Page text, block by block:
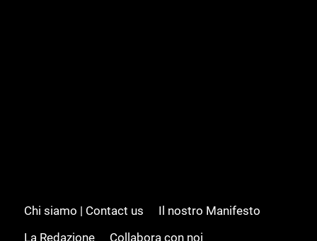
Chi siamo | Contact us
Il nostro Manifesto
La Redazione
Collabora con noi